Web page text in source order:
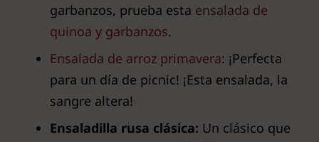
garbanzos, prueba esta ensalada de
quinoa y garbanzos.
Ensalada de arroz primavera: ¡Perfecta
para un día de picnic! ¡Esta ensalada, la
sangre altera!
Ensaladilla rusa clásica: Un clásico que